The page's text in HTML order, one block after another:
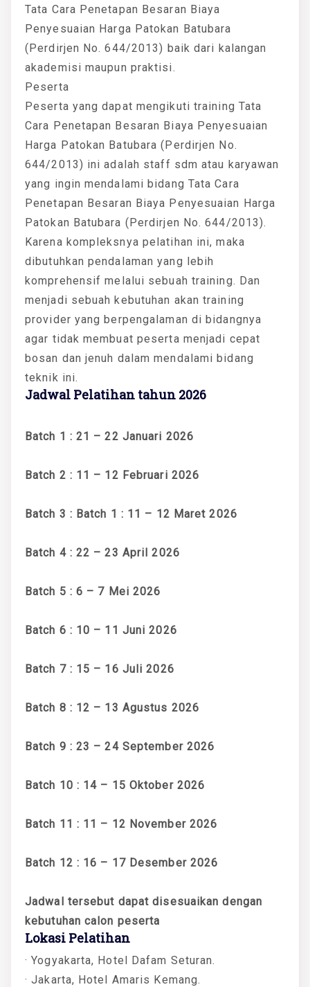
Tata Cara Penetapan Besaran Biaya
Penyesuaian Harga Patokan Batubara
(Perdirjen No. 644/2013) baik dari kalangan
akademisi maupun praktisi.
Peserta
Peserta yang dapat mengikuti training Tata
Cara Penetapan Besaran Biaya Penyesuaian
Harga Patokan Batubara (Perdirjen No.
644/2013) ini adalah staff sdm atau karyawan
yang ingin mendalami bidang Tata Cara
Penetapan Besaran Biaya Penyesuaian Harga
Patokan Batubara (Perdirjen No. 644/2013).
Karena kompleksnya pelatihan ini, maka
dibutuhkan pendalaman yang lebih
komprehensif melalui sebuah training. Dan
menjadi sebuah kebutuhan akan training
provider yang berpengalaman di bidangnya
agar tidak membuat peserta menjadi cepat
bosan dan jenuh dalam mendalami bidang
teknik ini.
Jadwal Pelatihan tahun 2026
Batch 1 : 21 – 22 Januari 2026
Batch 2 : 11 – 12 Februari 2026
Batch 3 : Batch 1 : 11 – 12 Maret 2026
Batch 4 : 22 – 23 April 2026
Batch 5 : 6 – 7 Mei 2026
Batch 6 : 10 – 11 Juni 2026
Batch 7 : 15 – 16 Juli 2026
Batch 8 : 12 – 13 Agustus 2026
Batch 9 : 23 – 24 September 2026
Batch 10 : 14 – 15 Oktober 2026
Batch 11 : 11 – 12 November 2026
Batch 12 : 16 – 17 Desember 2026
Jadwal tersebut dapat disesuaikan dengan
kebutuhan calon peserta
Lokasi Pelatihan
· Yogyakarta, Hotel Dafam Seturan.
· Jakarta, Hotel Amaris Kemang.